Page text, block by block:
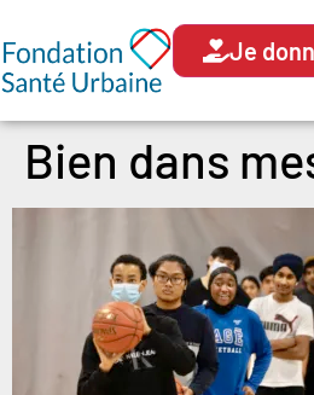
Je
Bien dans